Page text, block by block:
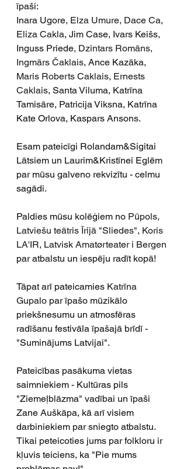
īpaši:
Inara Ugore, Elza Umure, Dace Ca,
Eliza Cakla, Jim Case, Ivars Keišs,
Inguss Priede, Dzintars Romāns,
Ingmārs Čaklais, Ance Kazāka,
Maris Roberts Caklais, Ernests
Caklais, Santa Viluma, Katrīna
Tamisāre, Patricija Viksna, Katrīna
Kate Orlova, Kaspars Ansons.
Esam pateicīgi Rolandam&Sigitai
Lātsiem un Laurim&Kristīnei Eglēm
par mūsu galveno rekvizītu - celmu
sagādi.
Paldies mūsu kolēģiem no Pūpols,
Latviešu teātris Īrijā "Sliedes", Koris
LA'IR, Latvisk Amatørteater i Bergen
par atbalstu un iespēju radīt kopā!
Tāpat arī pateicamies Katrīna
Gupalo par īpašo mūzikālo
priekšnesumu un atmosfēras
radīšanu festivāla īpašajā brīdī -
"Suminājums Latvijai".
Pateicības pasākuma vietas
saimniekiem - Kultūras pils
"Ziemeļblāzma" vadībai un īpaši
Zane Auškāpa, kā arī visiem
darbiniekiem par sniegto atbalstu.
Tikai peteicoties jums par folkloru ir
kļuvis teiciens, ka "Pie mums